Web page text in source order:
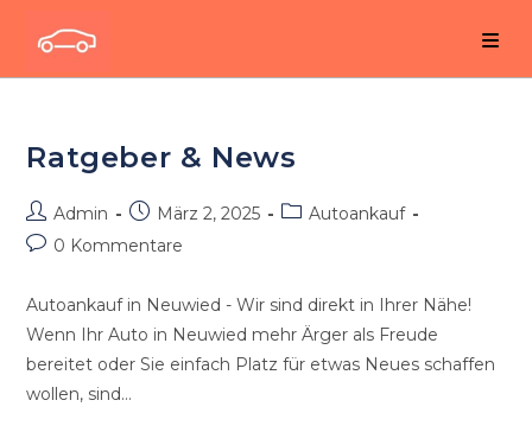
Inhalt
springen
Ratgeber & News
Beitrags-
Autor:
Admin
Beitrag
veröffentlicht:
März 2, 2025
Beitrags-
Autoankauf
Beitrags-
0 Kommentare
Autoankauf in Neuwied - Wir sind direkt in Ihrer Nähe!
Wenn Ihr Auto in Neuwied mehr Ärger als Freude
bereitet oder Sie einfach Platz für etwas Neues schaffen
wollen, sind…